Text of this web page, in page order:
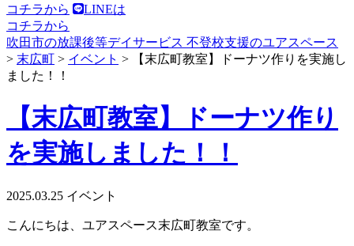
コチラから
LINEは
コチラから
吹田市の放課後等デイサービス 不登校支援のユアスペース
> 末広町 > イベント >
【末広町教室】ドーナツ作りを実施し
ました！！
【末広町教室】ドーナツ作り
を実施しました！！
2025.03.25 イベント
こんにちは、ユアスペース末広町教室です。